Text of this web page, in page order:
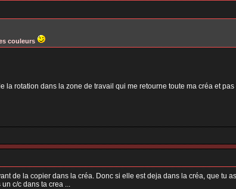
couleurs
la rotation dans la zone de travail qui me retourne toute ma créa et
de la copier dans la créa. Donc si elle est deja dans la créa, que tu
c/c dans ta crea ...